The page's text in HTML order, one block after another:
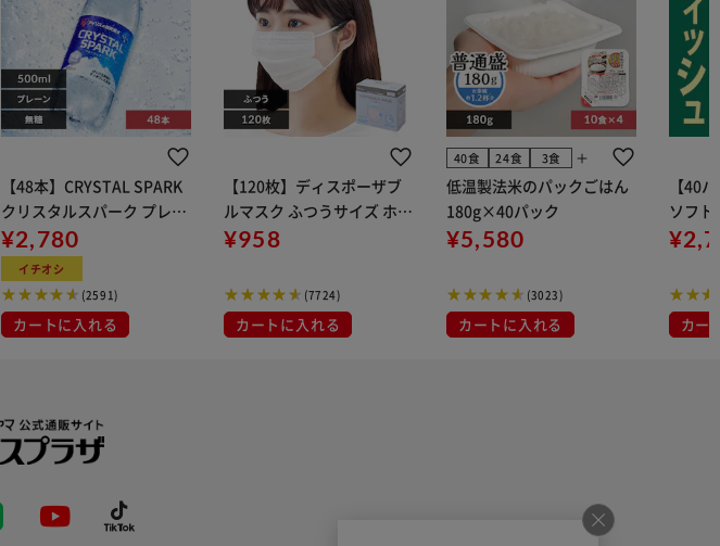
【48本】CRYSTAL SPARK
クリスタルスパーク プレー
ン 500ml
¥2,780
イチオシ
(2591)
カートに入れる
【120枚】ディスポーザブ
ルマスク ふつうサイズ ホワ
イト 大容量 DISPOSABLE
布
¥958
(7724)
カートに入れる
40食 24食 3食 add
低温製法米のパックごはん
180g×40パック
¥5,580
(3023)
カートに入れる
【40
ソフ
組) 5
カー